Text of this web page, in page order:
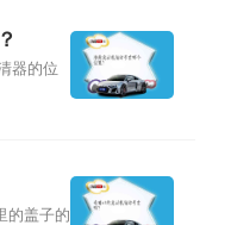
器的位
的盖子的